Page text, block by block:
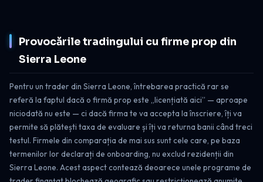
Provocările tradingului cu firme prop din
Sierra Leone
Pentru un trader din Sierra Leone, întrebarea practică rar se
referă la faptul dacă o firmă prop este „licențiată aici” — aproape
niciodată nu este — ci dacă firma te va accepta la înscriere, îți va
permite să plătești taxa de evaluare și îți va returna banii când treci
testul. Firmele din comparația de mai sus sunt cele care, pe baza
termenilor lor declarați de onboarding, nu exclud rezidenții din
Sierra Leone. Acest aspect contează deoarece unele programe de